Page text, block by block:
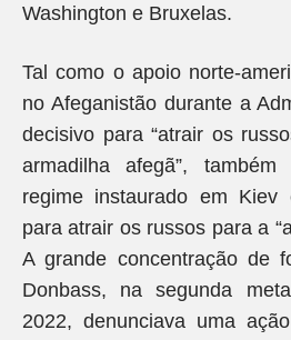
Washington e Bruxelas.
Tal como o apoio norte-
no Afeganistão durante a
decisivo para “atrair os
armadilha afegã”,
regime instaurado em Kiev
para atrair os russos para a
A grande concentração de
Donbass, na segunda
2022, denunciava uma